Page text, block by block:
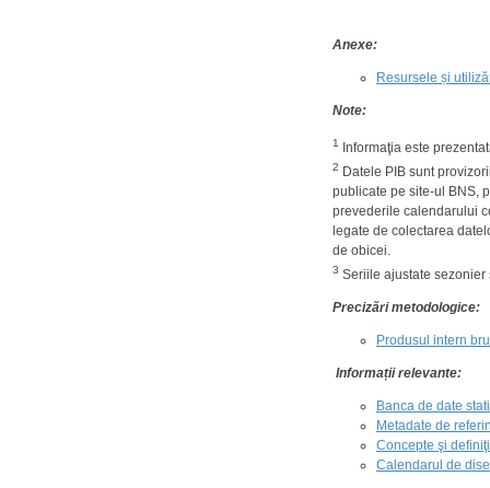
Anexe:
Resursele și
Note:
1 Informaţia este
2 Datele PIB sunt
publicate pe site-ul BNS,
prevederile calendarului
legate de colectarea
de obicei.
3 Seriile ajustate
Precizări metodologice:
Produsul intern
Informații relevante:
Banca de date
Metadate de
Concepte şi
Calendarul de